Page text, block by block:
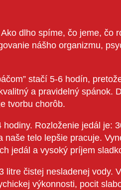
dlho spíme, čo jeme,
nášho organizmu,
stačí 5-6 hodín,
a pravidelný
tvorbu chorôb.
Rozloženie jedál
telo lepšie pracuje.
jedál a vysoký príjem
čistej nesladenej
výkonnosti, pocit